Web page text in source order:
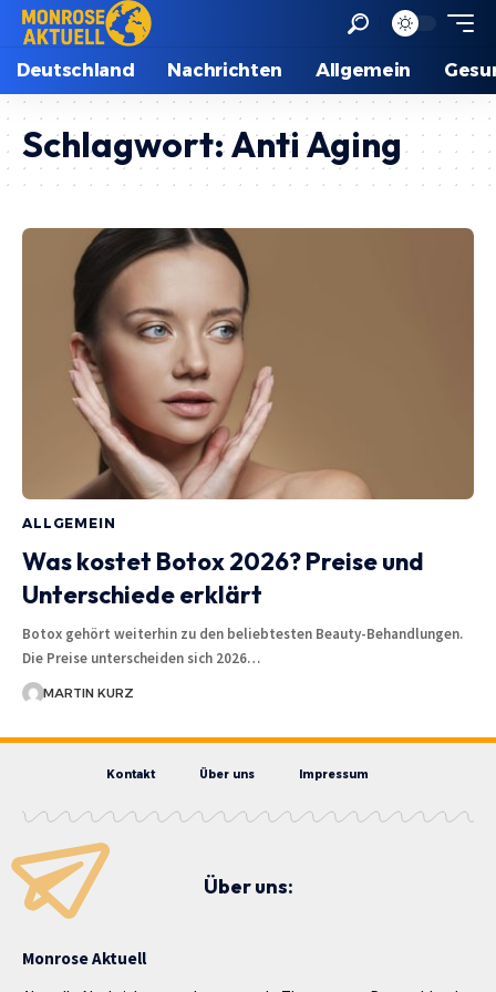
Deutschland Nachrichten Allgemein
Schlagwort:Anti Aging
ALLGEMEIN
Was kostet Botox 2026? Preise und
Unterschiede erklärt
Botox gehört weiterhin zu den beliebtesten Beauty-Behandlungen.
Die Preise unterscheiden sich 2026…
MARTIN KURZ
Kontakt Über uns Impressum
Über uns:
Monrose Aktuell